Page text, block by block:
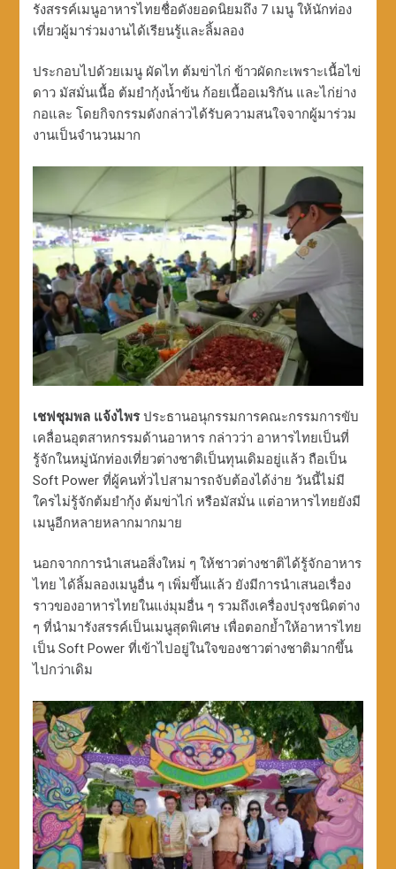
รังสรรค์เมนูอาหารไทยชื่อดังยอดนิยมถึง 7 เมนู ให้นักท่อง
เที่ยวผู้มาร่วมงานได้เรียนรู้และลิ้มลอง
ประกอบไปด้วยเมนู ผัดไท ต้มข่าไก่ ข้าวผัดกะเพราะเนื้อไข่
ดาว มัสมั่นเนื้อ ต้มยำกุ้งน้ำข้น ก้อยเนื้ออเมริกัน และไก่ย่าง
กอและ โดยกิจกรรมดังกล่าวได้รับความสนใจจากผู้มาร่วม
งานเป็นจำนวนมาก
เชฟชุมพล แจ้งไพรประธานอนุกรรมการคณะกรรมการขับ
เคลื่อนอุตสาหกรรมด้านอาหาร กล่าวว่า อาหารไทยเป็นที่
รู้จักในหมู่นักท่องเที่ยวต่างชาติเป็นทุนเดิมอยู่แล้ว ถือเป็น
Soft Power ที่ผู้คนทั่วไปสามารถจับต้องได้ง่าย วันนี้ไม่มี
ใครไม่รู้จักต้มยำกุ้ง ต้มข่าไก่ หรือมัสมั่น แต่อาหารไทยยังมี
เมนูอีกหลายหลากมากมาย
นอกจากการนำเสนอสิ่งใหม่ ๆ ให้ชาวต่างชาติได้รู้จักอาหาร
ไทย ได้ลิ้มลองเมนูอื่น ๆ เพิ่มขึ้นแล้ว ยังมีการนำเสนอเรื่อง
ราวของอาหารไทยในแง่มุมอื่น ๆ รวมถึงเครื่องปรุงชนิดต่าง
ๆ ที่นำมารังสรรค์เป็นเมนูสุดพิเศษ เพื่อตอกย้ำให้อาหารไทย
เป็น Soft Power ที่เข้าไปอยู่ในใจของชาวต่างชาติมากขึ้น
ไปกว่าเดิม